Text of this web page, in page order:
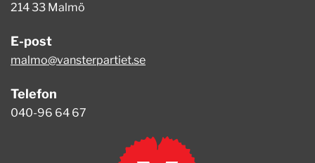
214 33 Malmö
E-post
malmo@vansterpartiet.se
Telefon
040-96 64 67